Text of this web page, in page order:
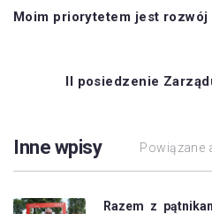
Moim priorytetem jest
II posiedzenie
Inne wpisy Powiązane
Razem z